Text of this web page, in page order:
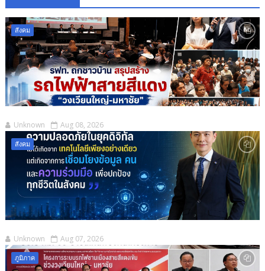
สังคม
Unknown Aug 08, 2026
สังคม
Unknown Aug 07, 2026
ภูมิภาค